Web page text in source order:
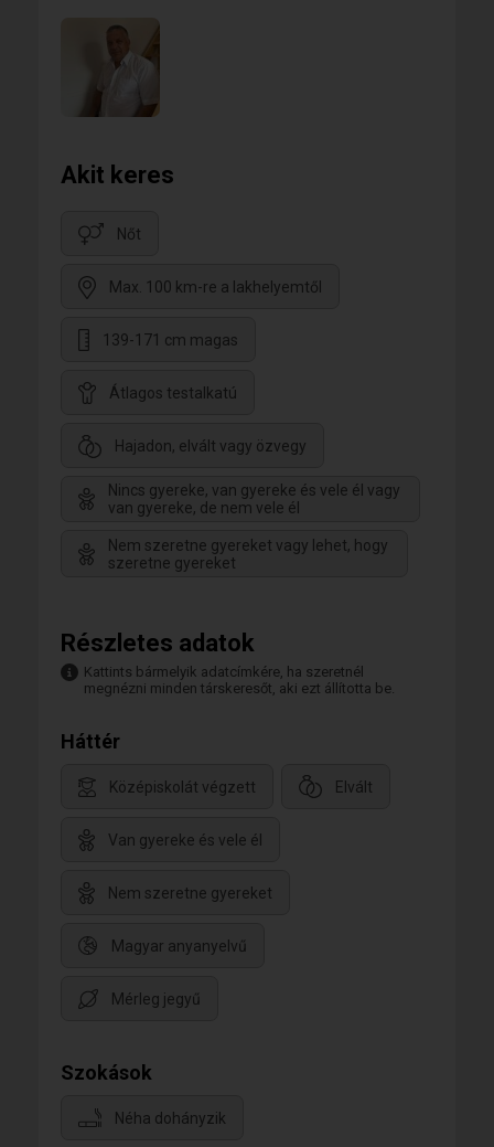
Akit keres
Nőt
Max. 100 km-re a lakhelyemtől
139-171 cm magas
Átlagos testalkatú
Hajadon, elvált vagy özvegy
Nincs gyereke, van gyereke és vele él vagy
van gyereke, de nem vele él
Nem szeretne gyereket vagy lehet, hogy
szeretne gyereket
Részletes adatok
Kattints bármelyik adatcímkére, ha szeretnél
megnézni minden társkeresőt, aki ezt állította be.
Háttér
Középiskolát végzett Elvált
Van gyereke és vele él
Nem szeretne gyereket
Magyar anyanyelvű
Mérleg jegyű
Szokások
Néha dohányzik